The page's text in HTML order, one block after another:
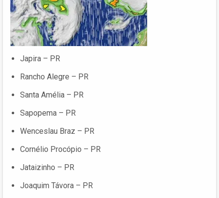
Japira – PR
Rancho Alegre – PR
Santa Amélia – PR
Sapopema – PR
Wenceslau Braz – PR
Cornélio Procópio – PR
Jataizinho – PR
Joaquim Távora – PR